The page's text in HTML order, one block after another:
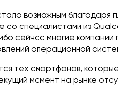
возможным благодаря
со специалистами из
сейчас многие компании
операционной
тех смартфонов,
момент на рынке